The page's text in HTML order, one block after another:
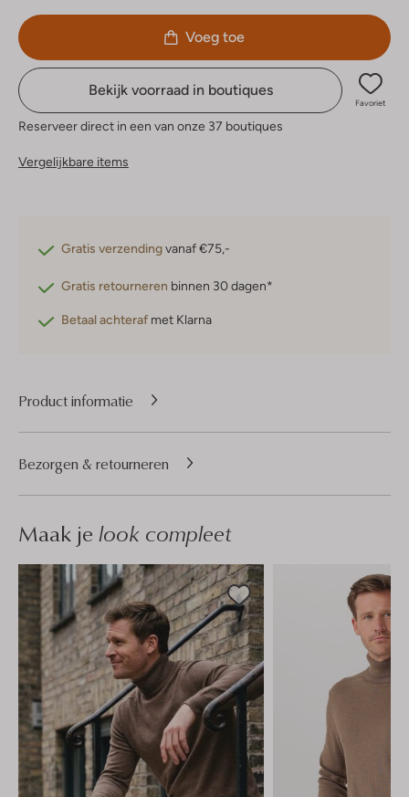
Voeg toe
Bekijk voorraad in boutiques
Favoriet
Reserveer direct in een van onze 37 boutiques
Vergelijkbare items
Gratis verzendingvanaf €75,-
Gratis retourneren binnen 30 dagen*
Betaal achteraf met Klarna
Product informatie
Bezorgen & retourneren
Maak je look compleet